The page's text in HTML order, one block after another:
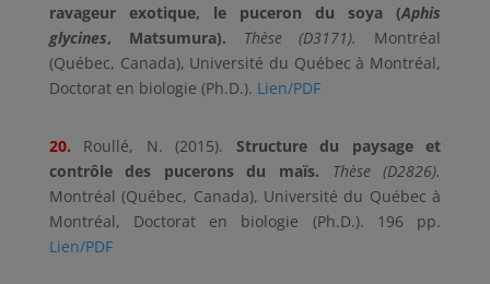
ravageur exotique, le puceron du soya (Aphis
glycines, Matsumura). Thèse (D3171).
Montréal
(Québec, Canada), Université du Québec à Montréal,
Doctorat en biologie (Ph.D.). Lien/PDF
20. Roullé, N. (2015). Structure du paysage et
contrôle des pucerons du maïs.
Thèse (D2826).
Montréal (Québec, Canada), Université du Québec à
Montréal, Doctorat en biologie (Ph.D.). 196 pp.
Lien/PDF